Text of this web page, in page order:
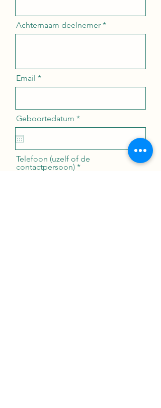
Achternaam deelnemer
Email
Geboortedatum *r
e
i
r
e
Telefoon (uzelf of de
contactpersoon)